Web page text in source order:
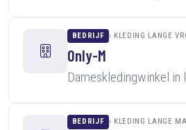
BEDRIJF KLEDING LANGE
Only-M
Dameskledingwinkel in
BEDRIJF KLEDING LANGE